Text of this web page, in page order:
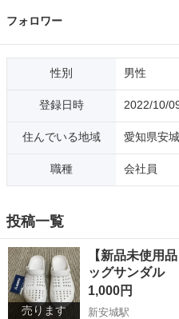
フォロワー
性別 男性
登録日時 2022/10/
住んでいる地域 愛知県安
職種 会社員
投稿一覧
売ります
【新品未使用
ッグサンダル
1,000円
新安城駅